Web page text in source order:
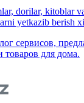
dorilar, kitoblar
yetkazib berish
сервисов,
товаров для дома.